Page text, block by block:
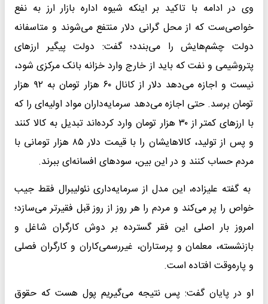
وی در ادامه با تاکید بر اینکه شیوه اداره بازار ارز به نفع
خواصی‌ست که از محل گرانی دلار منتفع می‌شوند و متاسفانه
دولت چشم‌هایش را می‌بندد؛ گفت: دولت پیگیر ارز‌های
پتروشیمی و نفت که باید از خارج وارد خزانه بانک مرکزی شود،
نیست و اجازه می‌دهد دلار از کانال ۶۰ هزار تومان به ۹۲ هزار
تومان برسد. حتی اجازه می‌دهد سرمایه‌داران مواد اولیه‌ای را که
با ارز‌های کمتر از ۳۰ هزار تومان وارد کرده‌اند تبدیل به کالا کنند
و پس از تولید، کالاهایشان را با قیمت دلار ۸۵ هزار تومانی با
مردم حساب کنند و در این بین، سود‌های افسانه‌ای ببرند.
به گفته علیزاده، این مدل از سرمایه‌داری نئولیبرال فقط جیب
خواص را پر می‌کند و مردم را هر روز از روز قبل فقیرتر می‌سازد؛
امروز بار اصلی این فقر گسترده بر دوش کارگران شاغل و
بازنشسته، معلمان و پرستاران، غیررسمی‌کاران و کارگران فصلی
و پاره‌وقت افتاده است.
او در پایان گفت: پس نتیجه می‌گیریم پول هست که حقوق